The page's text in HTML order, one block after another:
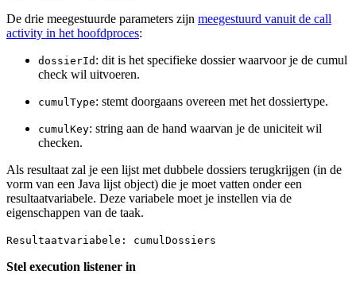
De drie meegestuurde parameters zijn meegestuurd vanuit de call
activity in het hoofdproces:
dossierId : dit is het specifieke dossier waarvoor je de cumul
check wil uitvoeren.
cumulType: stemt doorgaans overeen met het dossiertype.
cumulKey: string aan de hand waarvan je de uniciteit wil
checken.
Als resultaat zal je een lijst met dubbele dossiers terugkrijgen (in de
vorm van een Java lijst object) die je moet vatten onder een
resultaatvariabele. Deze variabele moet je instellen via de
eigenschappen van de taak.
Resultaatvariabele: cumulDossiers
Stel execution listener in